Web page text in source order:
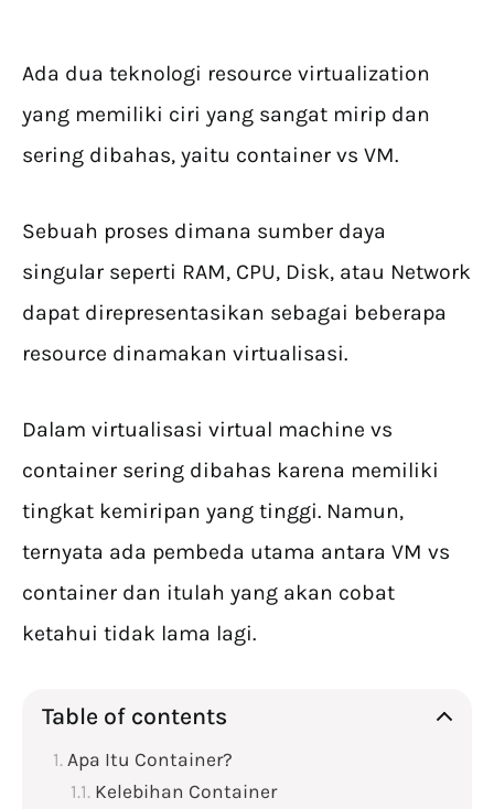
Ada dua teknologi resource virtualization
yang memiliki ciri yang sangat mirip dan
sering dibahas, yaitu container vs VM.
Sebuah proses dimana sumber daya
singular seperti RAM, CPU, Disk, atau Network
dapat direpresentasikan sebagai beberapa
resource dinamakan virtualisasi.
Dalam virtualisasi virtual machine vs
container sering dibahas karena memiliki
tingkat kemiripan yang tinggi. Namun,
ternyata ada pembeda utama antara VM vs
container dan itulah yang akan cobat
ketahui tidak lama lagi.
Table of contents
Apa Itu Container?
Kelebihan Container